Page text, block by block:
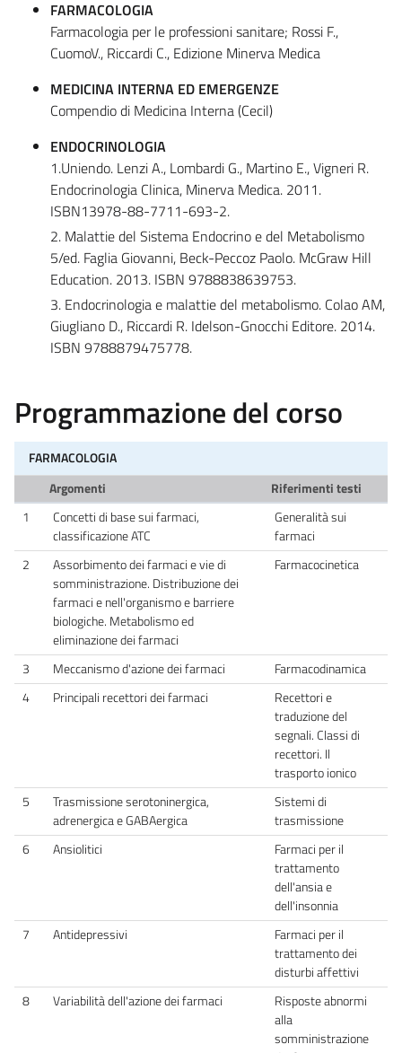
FARMACOLOGIA
Farmacologia per le professioni sanitare; Rossi F.,
CuomoV., Riccardi C., Edizione Minerva Medica
MEDICINA INTERNA ED EMERGENZE
Compendio di Medicina Interna (Cecil)
ENDOCRINOLOGIA
1.Uniendo. Lenzi A., Lombardi G., Martino E., Vigneri R.
Endocrinologia Clinica, Minerva Medica. 2011.
ISBN13978-88-7711-693-2.
2. Malattie del Sistema Endocrino e del Metabolismo
5/ed. Faglia Giovanni, Beck-Peccoz Paolo. McGraw Hill
Education. 2013. ISBN 9788838639753.
3. Endocrinologia e malattie del metabolismo. Colao AM,
Giugliano D., Riccardi R. Idelson-Gnocchi Editore. 2014.
ISBN 9788879475778.
Programmazione del corso
FARMACOLOGIA
Argomenti
Riferimenti testi
1
Concetti di base sui farmaci,
classificazione ATC
Generalità sui
farmaci
2
Assorbimento dei farmaci e vie di
somministrazione. Distribuzione dei
farmaci e nell'organismo e barriere
biologiche. Metabolismo ed
eliminazione dei farmaci
Farmacocinetica
3 Meccanismo d'azione dei farmaci
Farmacodinamica
4
Principali recettori dei farmaci
Recettori e
traduzione del
segnali. Classi di
recettori. Il
trasporto ionico
5
Trasmissione serotoninergica,
adrenergica e GABAergica
Sistemi di
trasmissione
6
Ansiolitici
Farmaci per il
trattamento
dell'ansia e
dell'insonnia
7
Antidepressivi
Farmaci per il
trattamento dei
disturbi affettivi
8
Variabilità dell'azione dei farmaci
Risposte abnormi
alla
somministrazione